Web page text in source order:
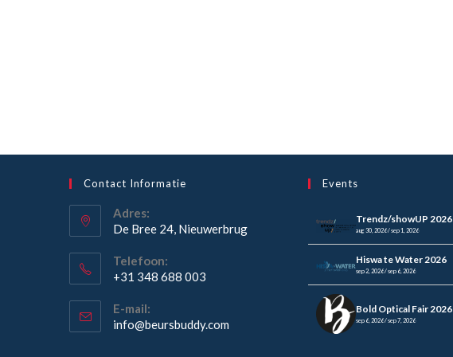
Contact Informatie
Adres:
De Bree 24, Nieuwerbrug
in
een
nieuwe
tab
Telefoon:
+31 348 688 003
in
je
E-mail:
info@beursbuddy.com
Events
Trendz/showUP 2026
aug 30, 2026 / sep 1, 2026
Hiswa te Water 2026
sep 2, 2026 / sep 6, 2026
Bold Optical Fair 2026
sep 6, 2026 / sep 7, 2026